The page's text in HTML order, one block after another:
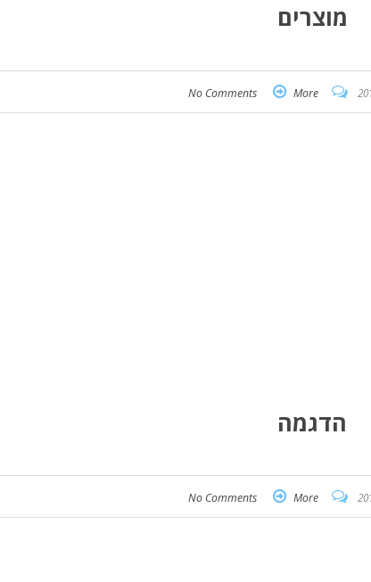
מוצרים
No Comments More
הדגמה
No Comments More